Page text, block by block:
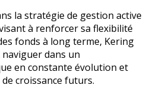
la stratégie de gestion active
à renforcer sa flexibilité
fonds à long terme, Kering
dans un
en constante évolution et
croissance futurs.